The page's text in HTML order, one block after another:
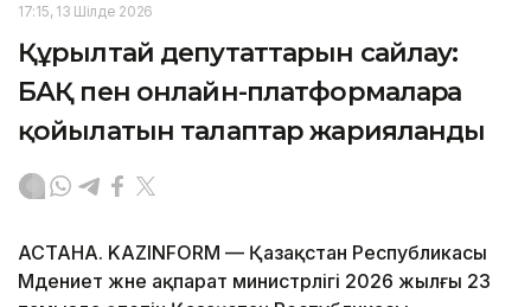
17:15, 13 Шілде 2026
Құрылтай депутаттарын сайлау:
БАҚ пен онлайн-платформаларға
қойылатын талаптар жарияланды
АСТАНА. KAZINFORM — Қазақстан Республикасы
Мәдениет және ақпарат министрлігі 2026 жылғы 23